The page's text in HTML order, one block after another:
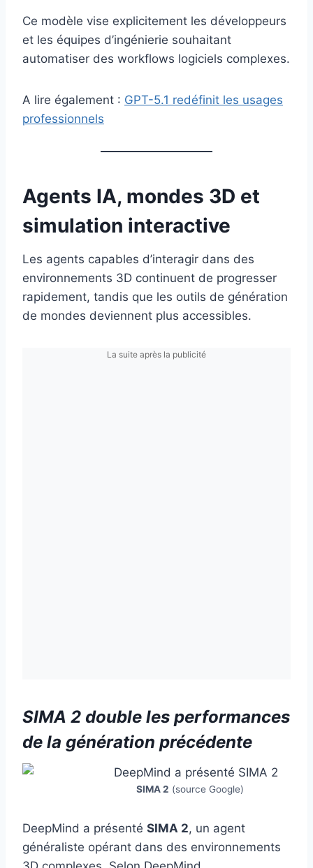
Ce modèle vise explicitement les développeurs
et les équipes d’ingénierie souhaitant
automatiser des workflows logiciels complexes.
A lire également : GPT-5.1 redéfinit les usages
professionnels
Agents IA, mondes 3D et
simulation interactive
Les agents capables d’interagir dans des
environnements 3D continuent de progresser
rapidement, tandis que les outils de génération
de mondes deviennent plus accessibles.
La suite après la publicité
SIMA 2 double les performances
de la génération précédente
SIMA 2 (source Google)
DeepMind a présenté SIMA 2, un agent
généraliste opérant dans des environnements